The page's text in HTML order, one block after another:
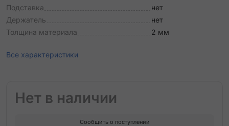
Подставка
нет
Держатель
нет
Толщина материала
2 мм
Все характеристики
Нет в наличии
Сообщить о поступлении